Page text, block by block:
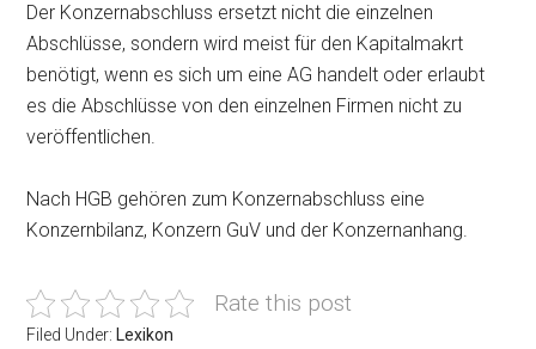
Der Konzernabschluss ersetzt nicht die einzelnen
Abschlüsse, sondern wird meist für den Kapitalmakrt
benötigt, wenn es sich um eine AG handelt oder erlaubt
es die Abschlüsse von den einzelnen Firmen nicht zu
veröffentlichen.
Nach HGB gehören zum Konzernabschluss eine
Konzernbilanz, Konzern GuV und der Konzernanhang.
Rate this post
Filed Under: Lexikon